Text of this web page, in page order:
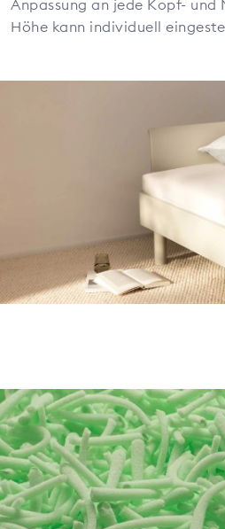
Anpassung an jede Kopf- und
Höhe kann individuell